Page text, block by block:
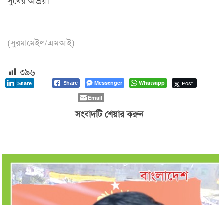
(সুরমামেইল/এমআই)
৩৯৬
Share Messenger Whatsapp Post
Share
Email
সংবাদটি শেয়ার করুন